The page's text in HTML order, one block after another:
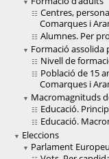
Centres,
Comarques i
Alumnes. Per
Formació assolida
Nivell de
Població de 15
Comarques i
Macromagnituds
Educació.
Educació.
Eleccions
Parlament Europeu